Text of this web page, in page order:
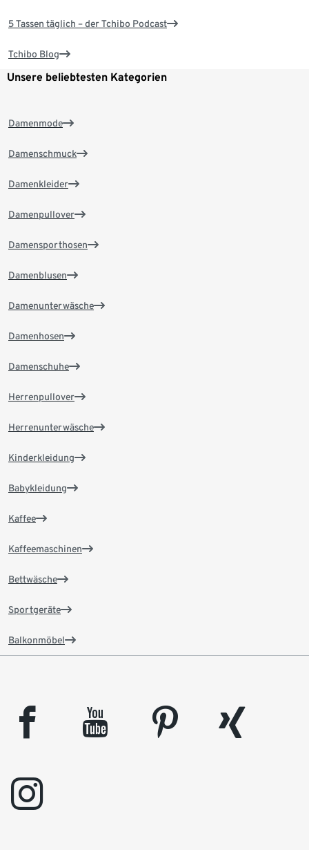
5 Tassen täglich – der Tchibo Podcast
Tchibo Blog
Unsere beliebtesten Kategorien
Damenmode
Damenschmuck
Damenkleider
Damenpullover
Damensporthosen
Damenblusen
Damenunterwäsche
Damenhosen
Damenschuhe
Herrenpullover
Herrenunterwäsche
Kinderkleidung
Babykleidung
Kaffee
Kaffeemaschinen
Bettwäsche
Sportgeräte
Balkonmöbel
facebook youtube pinterest
xing
instagram